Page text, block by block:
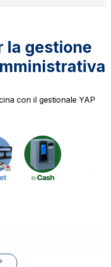
la gestione
con il gestionale YAP